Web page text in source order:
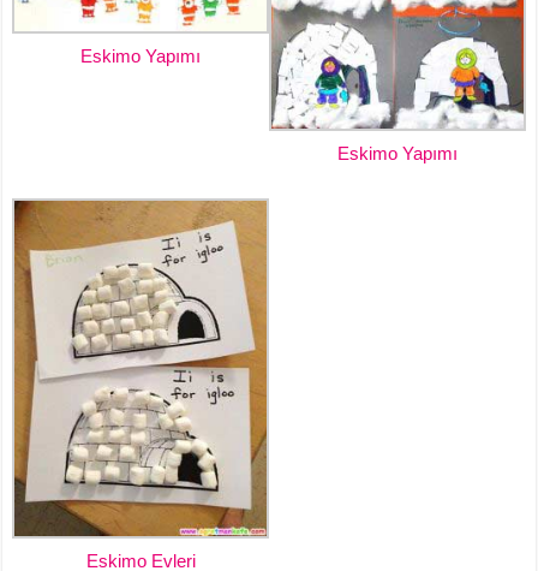
Eskimo Yapımı
Eskimo Yapımı
Eskimo Evleri